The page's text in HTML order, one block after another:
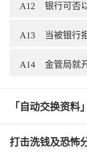
A12 银行可否
A13 当被银行
A14 金管局就
「自动交换资料
打击洗钱及恐怖